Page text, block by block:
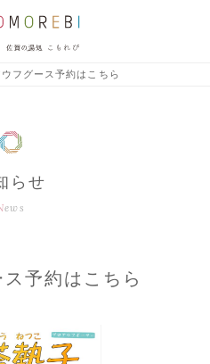
フグース予約はこちら
らせ
News
予約はこちら